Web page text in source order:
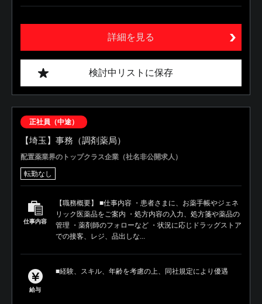
詳細を見る
検討中リストに保存
正社員（中途）
【埼玉】事務（調剤薬局）
配置薬業界のトップクラス企業（社名非公開求人）
転勤なし
仕事内容
【職務概要】 ■仕事内容 ・患者さまに、お薬手帳やジェネ
リック医薬品をご案内 ・処方内容の入力、処方箋や薬品の
管理 ・薬剤師のフォローなど ・状況に応じドラッグストア
での接客、レジ、品出しな...
給与
■経験、スキル、年齢を考慮の上、同社規定により優遇